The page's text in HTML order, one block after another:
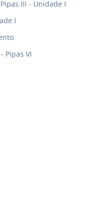
III - Unidade I
I
Pipas VI